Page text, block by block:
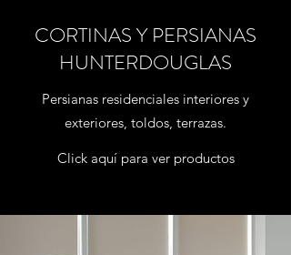
CORTINAS Y PERSIANAS
HUNTERDOUGLAS
Persianas residenciales interiores y
exteriores, toldos, terrazas.
Click aquí para ver productos